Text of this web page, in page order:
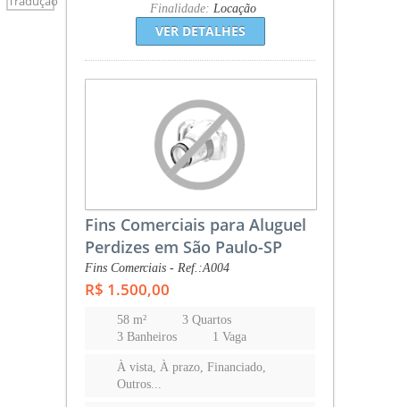
Finalidade: Locação
VER DETALHES
Fins Comerciais para Aluguel
Perdizes em São Paulo-SP
Fins Comerciais - Ref.:A004
R$ 1.500,00
58 m²
3 Quartos
3 Banheiros
1 Vaga
À vista, À prazo, Financiado,
Outros...